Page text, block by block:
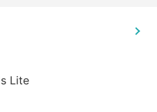
Lite